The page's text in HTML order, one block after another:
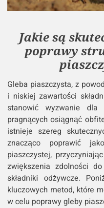
Jakie są
poprawy
Gleba piaszczysta, z
i niskiej zawartości
stanowić wyzwanie
pragnących osiągnąć
istnieje szereg
znacząco poprawić
piaszczystej,
zwiększenia zdolności
składniki odżywcze.
kluczowych metod, które
w celu poprawy gleby